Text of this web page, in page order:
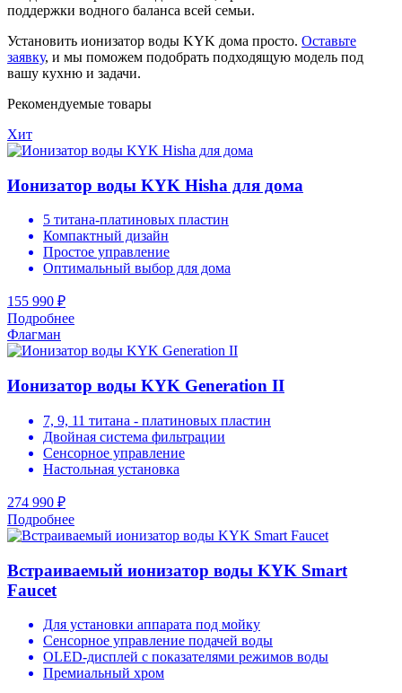
поддержки водного баланса всей семьи.
Установить ионизатор воды KYK дома просто. Оставьте
заявку, и мы поможем подобрать подходящую модель под
вашу кухню и задачи.
Рекомендуемые товары
Хит
Ионизатор воды KYK Hisha для дома
5 титана-платиновых пластин
Компактный дизайн
Простое управление
Оптимальный выбор для дома
155 990 ₽
Подробнее
Флагман
Ионизатор воды KYK Generation II
7, 9, 11 титана - платиновых пластин
Двойная система фильтрации
Сенсорное управление
Настольная установка
274 990 ₽
Подробнее
Встраиваемый ионизатор воды KYK Smart
Faucet
Для установки аппарата под мойку
Сенсорное управление подачей воды
OLED-дисплей с показателями режимов воды
Премиальный хром